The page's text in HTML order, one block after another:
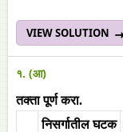
VIEW SOLUTION
१. (आ)
तक्ता पूर्ण करा.
निसर्गातील घटक